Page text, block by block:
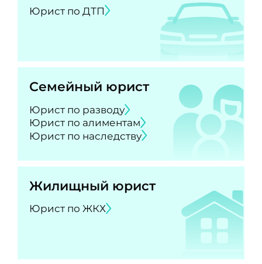
Юрист по ДТП
Семейный юрист
Юрист по разводу
Юрист по алиментам
Юрист по наследству
Жилищный юрист
Юрист по ЖКХ